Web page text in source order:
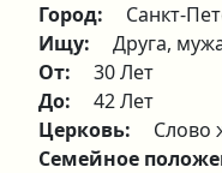
Город:
Санкт-
Ищу:
Друга,
От:
30 Лет
До:
42 Лет
Церковь:
Слово
Семейное